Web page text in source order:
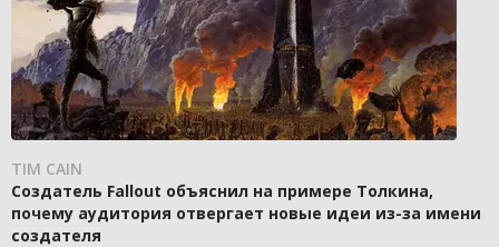
TIM CAIN
Создатель Fallout объяснил на примере Толкина,
почему аудитория отвергает новые идеи из-за имени
создателя